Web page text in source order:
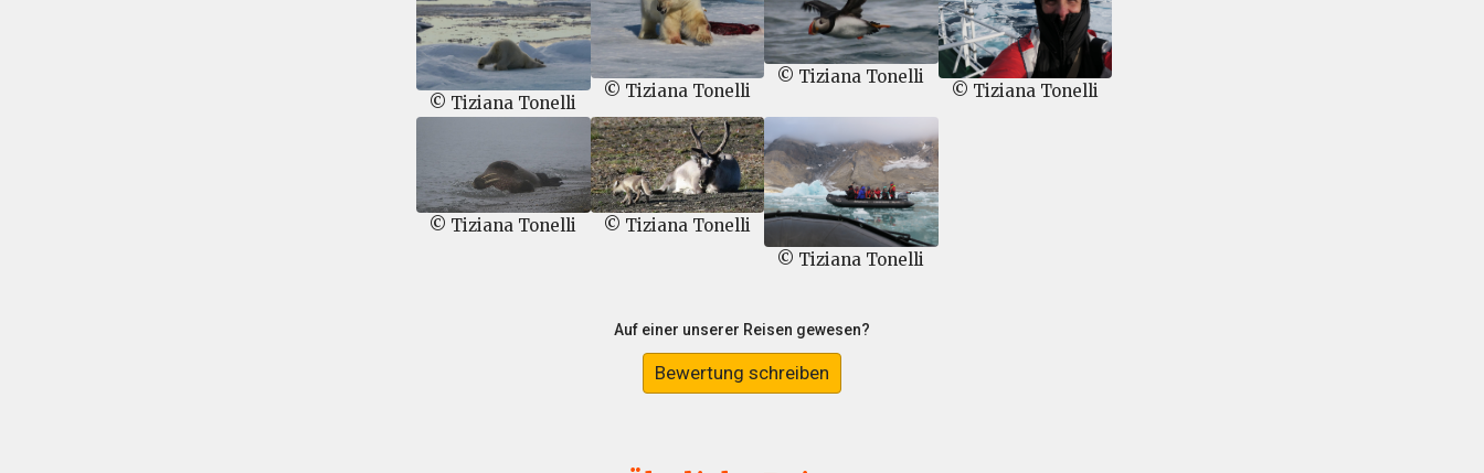
© Tiziana Tonelli
© Tiziana Tonelli
© Tiziana Tonelli
© Tiziana Tonelli
© Tiziana Tonelli
© Tiziana Tonelli
© Tiziana Tonelli
Auf einer unserer Reisen gewesen?
Bewertung schreiben